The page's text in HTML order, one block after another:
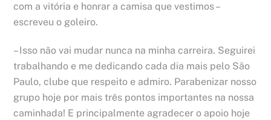
com a vitória e honrar a camisa que vestimos –
escreveu o goleiro.
– Isso não vai mudar nunca na minha carreira. Seguirei
trabalhando e me dedicando cada dia mais pelo São
Paulo, clube que respeito e admiro. Parabenizar nosso
grupo hoje por mais três pontos importantes na nossa
caminhada! E principalmente agradecer o apoio hoje